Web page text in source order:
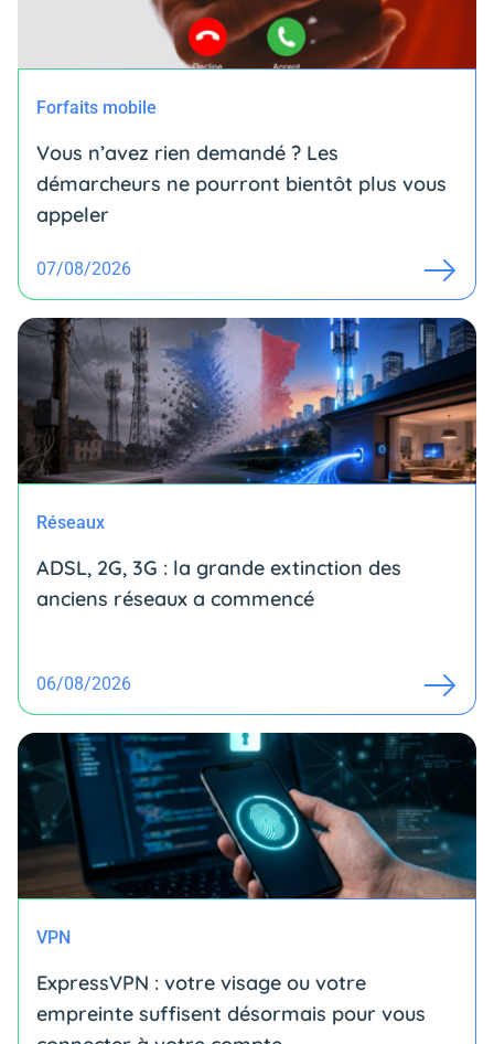
Forfaits mobile
Vous n’avez rien demandé ? Les
démarcheurs ne pourront bientôt plus vous
appeler
07/08/2026
Réseaux
ADSL, 2G, 3G : la grande extinction des
anciens réseaux a commencé
06/08/2026
VPN
ExpressVPN : votre visage ou votre
empreinte suffisent désormais pour vous